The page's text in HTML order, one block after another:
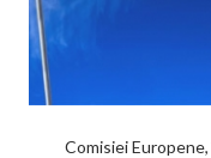
Comisiei